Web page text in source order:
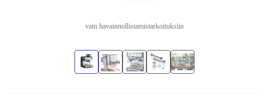
vain havainnollistamistarkoituksiin